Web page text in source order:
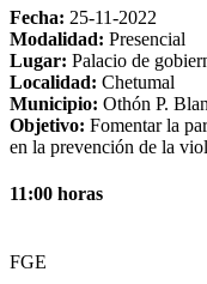
Fecha: 25-11-2022
Modalidad: Presencial
Lugar: Palacio de
Localidad: Chetumal
Municipio: Othón P.
Objetivo: Fomentar la
en la prevención de la
11:00 horas
FGE